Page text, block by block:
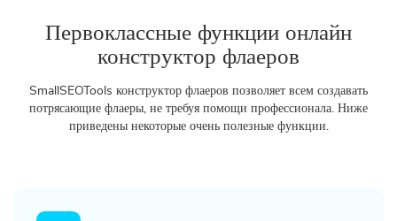
Первоклассные функции онлайн
конструктор флаеров
SmallSEOTools конструктор флаеров позволяет всем создавать
потрясающие флаеры, не требуя помощи профессионала. Ниже
приведены некоторые очень полезные функции.